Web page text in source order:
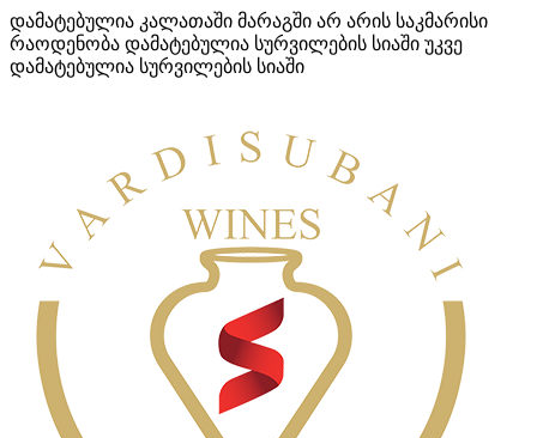
დამატებულია კალათაში მარაგში არ არის საკმარისი
რაოდენობა დამატებულია სურვილების სიაში უკვე
დამატებულია სურვილების სიაში